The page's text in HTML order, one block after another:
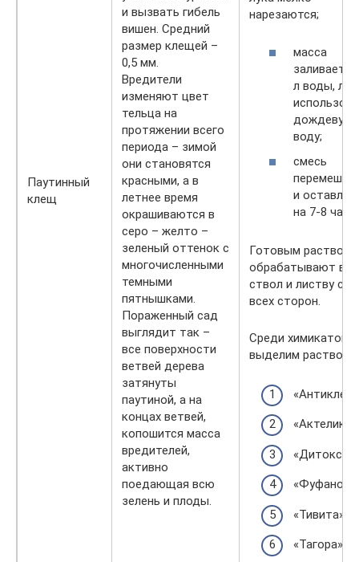
Паутинный
клещ
и вызвать гибель
вишен. Средний
размер клещей –
0,5 мм.
Вредители
изменяют цвет
тельца на
протяжении всего
периода – зимой
они становятся
красными, а в
летнее время
окрашиваются в
серо – желто –
зеленый оттенок с
многочисленными
темными
пятнышками.
Пораженный сад
выглядит так –
все поверхности
ветвей дерева
затянуты
паутиной, а на
концах ветвей,
копошится масса
вредителей,
активно
поедающая всю
зелень и плоды.
нарезаются;
масса
л воды,
дождевую
воду;
смесь
и
на 7-8
Готовым
обрабатывают
ствол и листву со
всех сторон.
Среди химикатов
выделим
«Актелика»;
«Дитокса»;
«Тивита»;
«Тагора».